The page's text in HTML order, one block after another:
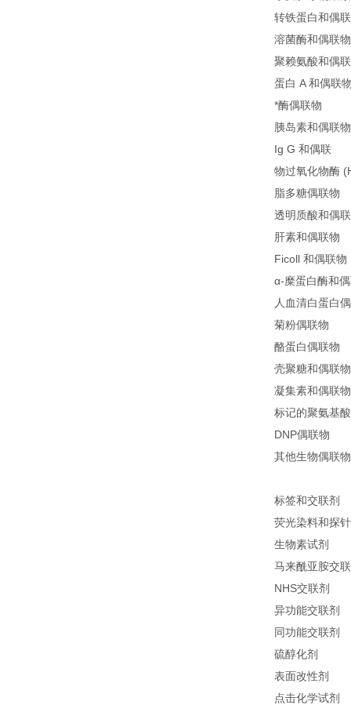
转铁蛋白和偶
溶菌酶和偶联物
聚赖氨酸和偶
蛋白 A 和偶联
*酶偶联物
胰岛素和偶联物
Ig G 和偶联
物过氧化物酶
脂多糖偶联物
透明质酸和偶
肝素和偶联物
Ficoll 和偶联物
α-糜蛋白酶和
人血清白蛋白
菊粉偶联物
酪蛋白偶联物
壳聚糖和偶联物
凝集素和偶联物
标记的聚氨基酸
DNP偶联物
其他生物偶联物
标签和交联剂
荧光染料和探针
生物素试剂
马来酰亚胺交
NHS交联剂
异功能交联剂
同功能交联剂
硫醇化剂
表面改性剂
点击化学试剂